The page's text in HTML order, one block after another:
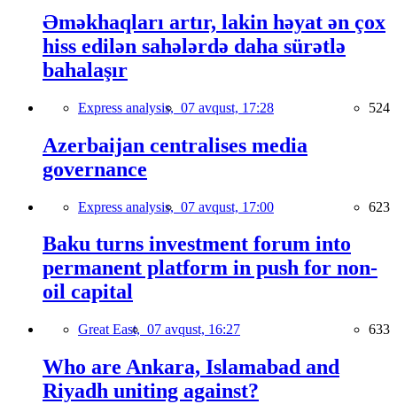
Əməkhaqları artır, lakin həyat ən çox
hiss edilən sahələrdə daha sürətlə
bahalaşır
Express analysis, 07 avqust, 17:28 524
Azerbaijan centralises media
governance
Express analysis, 07 avqust, 17:00 623
Baku turns investment forum into
permanent platform in push for non-
oil capital
Great East, 07 avqust, 16:27 633
Who are Ankara, Islamabad and
Riyadh uniting against?